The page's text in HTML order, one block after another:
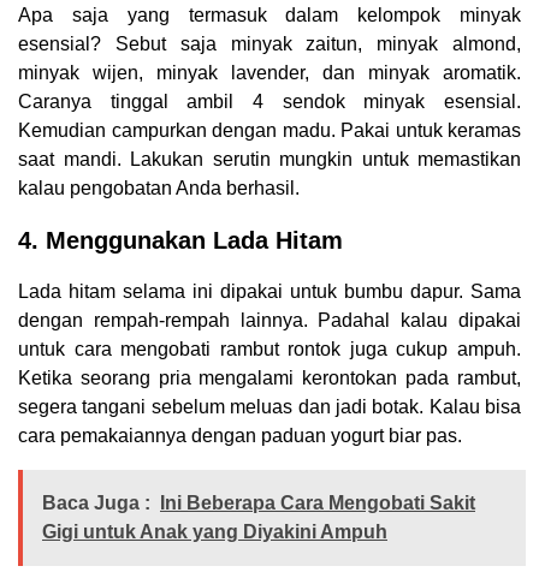
Apa saja yang termasuk dalam kelompok minyak
esensial? Sebut saja minyak zaitun, minyak almond,
minyak wijen, minyak lavender, dan minyak aromatik.
Caranya tinggal ambil 4 sendok minyak esensial.
Kemudian campurkan dengan madu. Pakai untuk keramas
saat mandi. Lakukan serutin mungkin untuk memastikan
kalau pengobatan Anda berhasil.
4. Menggunakan Lada Hitam
Lada hitam selama ini dipakai untuk bumbu dapur. Sama
dengan rempah-rempah lainnya. Padahal kalau dipakai
untuk cara mengobati rambut rontok juga cukup ampuh.
Ketika seorang pria mengalami kerontokan pada rambut,
segera tangani sebelum meluas dan jadi botak. Kalau bisa
cara pemakaiannya dengan paduan yogurt biar pas.
Baca Juga :
Ini Beberapa Cara Mengobati Sakit
Gigi untuk Anak yang Diyakini Ampuh